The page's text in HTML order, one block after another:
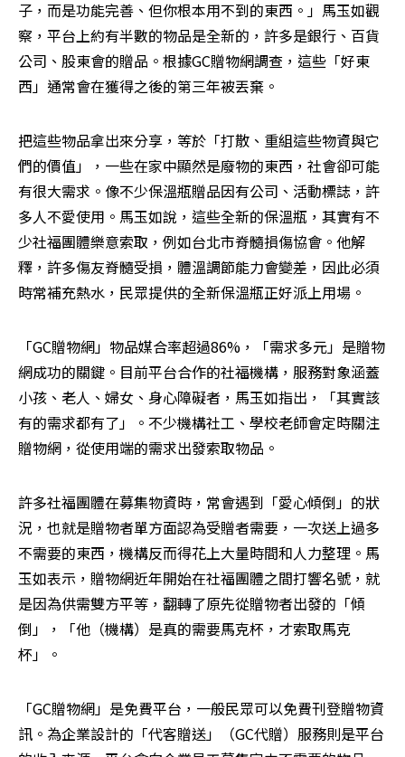
子，而是功能完善、但你根本用不到的東西。」馬玉如觀
察，平台上約有半數的物品是全新的，許多是銀行、百貨
公司、股東會的贈品。根據GC贈物網調查，這些「好東
西」通常會在獲得之後的第三年被丟棄。
把這些物品拿出來分享，等於「打散、重組這些物資與它
們的價值」，一些在家中顯然是廢物的東西，社會卻可能
有很大需求。像不少保溫瓶贈品因有公司、活動標誌，許
多人不愛使用。馬玉如說，這些全新的保溫瓶，其實有不
少社福團體樂意索取，例如台北市脊髓損傷協會。他解
釋，許多傷友脊髓受損，體溫調節能力會變差，因此必須
時常補充熱水，民眾提供的全新保溫瓶正好派上用場。
「GC贈物網」物品媒合率超過86%，「需求多元」是贈物
網成功的關鍵。目前平台合作的社福機構，服務對象涵蓋
小孩、老人、婦女、身心障礙者，馬玉如指出，「其實該
有的需求都有了」。不少機構社工、學校老師會定時關注
贈物網，從使用端的需求出發索取物品。
許多社福團體在募集物資時，常會遇到「愛心傾倒」的狀
況，也就是贈物者單方面認為受贈者需要，一次送上過多
不需要的東西，機構反而得花上大量時間和人力整理。馬
玉如表示，贈物網近年開始在社福團體之間打響名號，就
是因為供需雙方平等，翻轉了原先從贈物者出發的「傾
倒」，「他（機構）是真的需要馬克杯，才索取馬克
杯」。
「GC贈物網」是免費平台，一般民眾可以免費刊登贈物資
訊。為企業設計的「代客贈送」（GC代贈）服務則是平台